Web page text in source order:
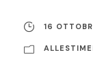
16